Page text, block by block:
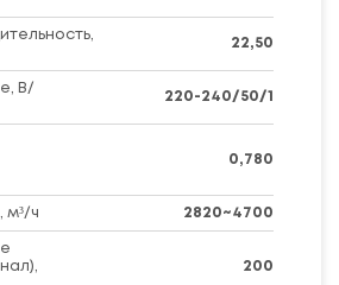
22,50
В/
220-240/50/1
0,780
м³/ч 2820~4700
200